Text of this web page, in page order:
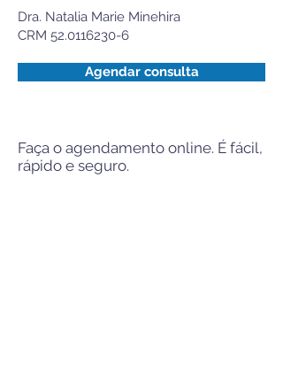
Dra. Natalia Marie Minehira
CRM 52.0116230-6
Agendar consulta
Faça o agendamento online. É fácil,
rápido e seguro.